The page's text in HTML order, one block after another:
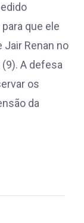
que ele
Renan no
A defesa
os
da